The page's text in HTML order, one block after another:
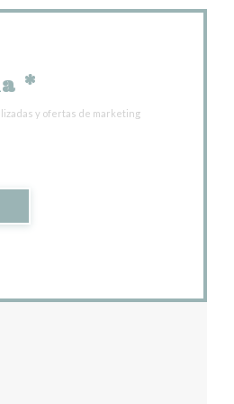
*
y ofertas de marketing